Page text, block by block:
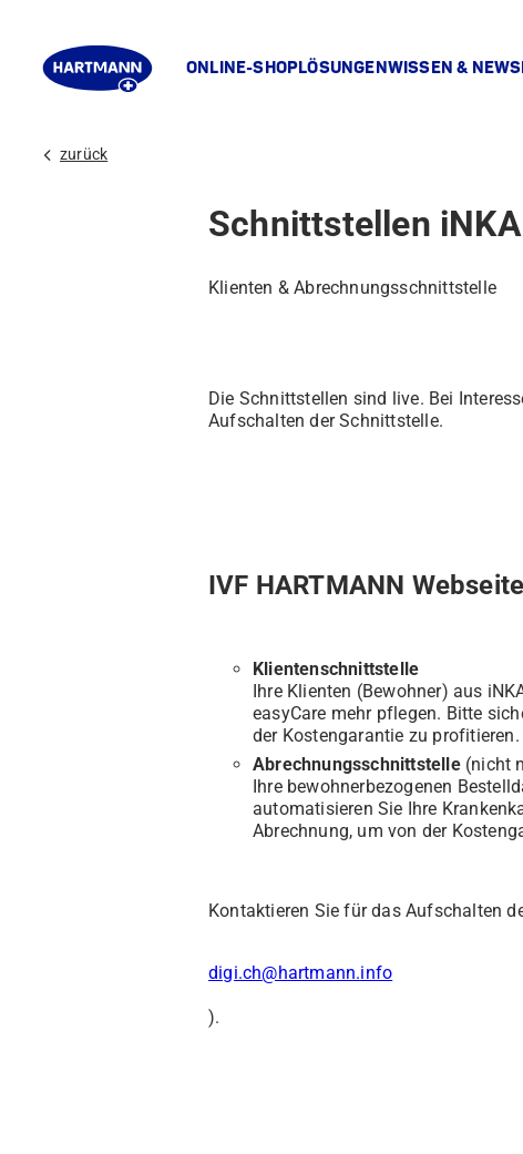
ONLINE-SHOPLÖSUNGENWISSEN & NEWS
chevron_left zurück
Schnittstellen
Klienten & Abrechnungsschnittstelle
Die Schnittstellen sind live. Bei
Aufschalten der Schnittstelle.
IVF HARTMANN
Klientenschnittstelle
Ihre Klienten (Bewohner) aus
easyCare mehr pflegen. Bitte
der Kostengarantie zu profitieren.
Abrechnungsschnittstelle(nicht
Ihre bewohnerbezogenen
automatisieren Sie Ihre
Abrechnung, um von der
Kontaktieren Sie für das Aufschalten
digi.ch@hartmann.info
).